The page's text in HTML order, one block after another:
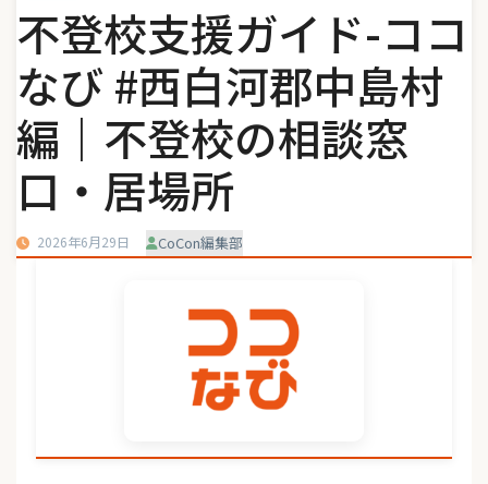
不登校支援ガイド-ココ
なび #西白河郡中島村
編｜不登校の相談窓
口・居場所
2026年6月29日 CoCon編集部